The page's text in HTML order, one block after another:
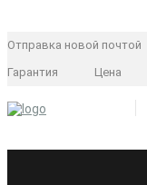
Отправка новой почтой
Гарантия
Цена